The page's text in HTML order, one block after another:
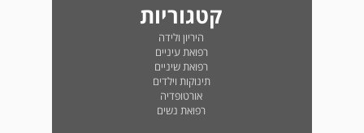
קטגוריות
היריון ולידה
רפואת עיניים
רפואת שיניים
תינוקות וילדים
אורטופדיה
רפואת נשים